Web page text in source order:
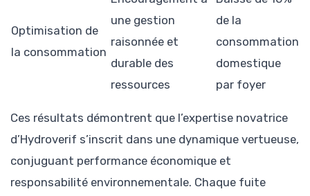
Optimisation de
la consommation
une gestion
raisonnée et
durable des
ressources
de la
consommation
domestique
par foyer
Ces résultats démontrent que l’expertise novatrice
d’Hydroverif s’inscrit dans une dynamique vertueuse,
conjuguant performance économique et
responsabilité environnementale. Chaque fuite